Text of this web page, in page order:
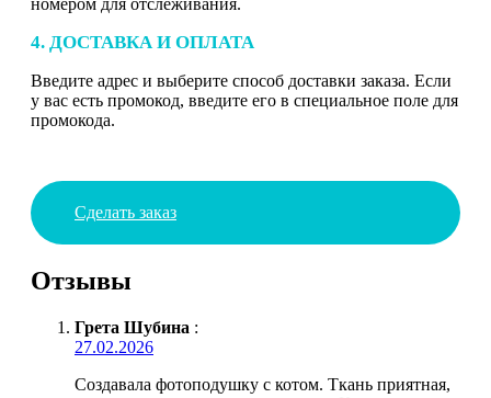
4. ДОСТАВКА И ОПЛАТА
Введите адрес и выберите способ доставки заказа. Если
у вас есть промокод, введите его в специальное поле для
промокода.
Сделать заказ
Отзывы
Грета Шубина :
27.02.2026
Создавала фотоподушку с котом. Ткань приятная,